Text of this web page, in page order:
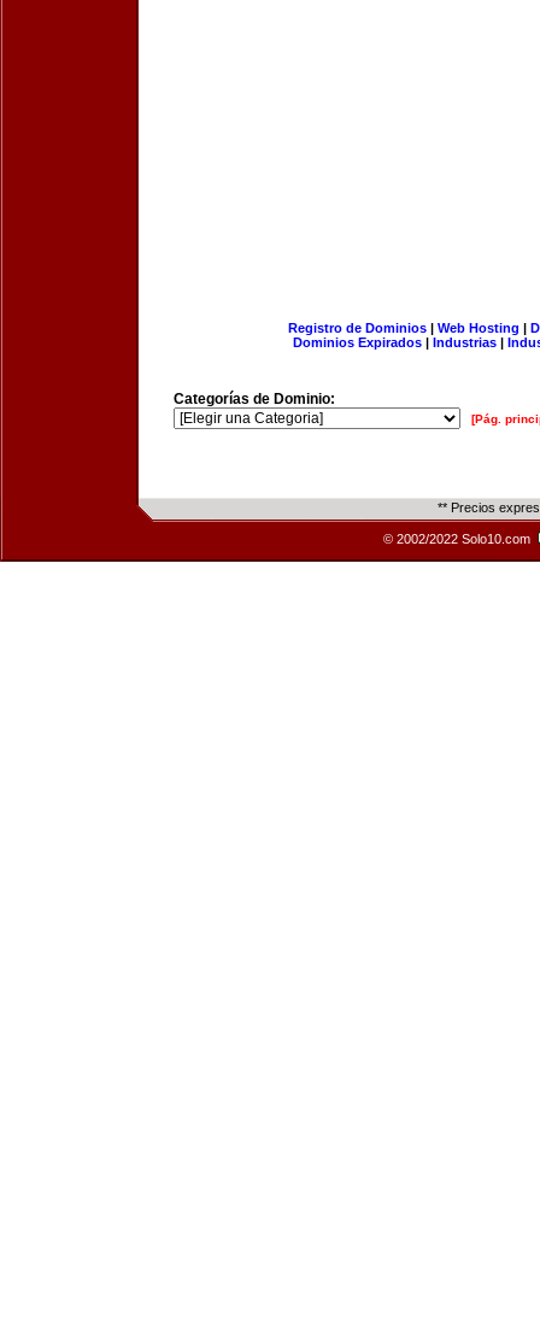
Registro de Dominios| Web Hosting |
Dominios Expirados | Industrias |
Categorías de Dominio:
[Pág.
** Precios
© 2002/2022 Solo10.com